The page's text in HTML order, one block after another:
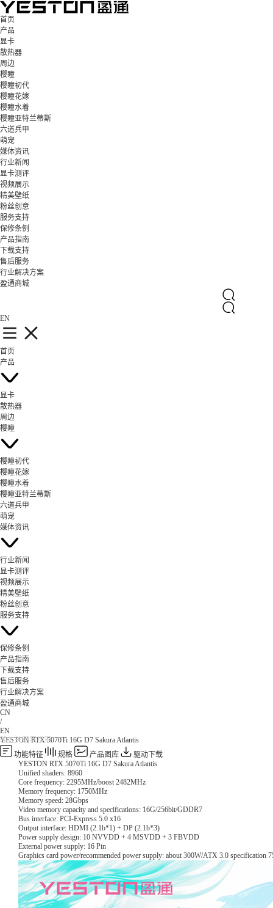
首页
产品
显卡
散热器
周边
樱瞳
樱瞳初代
樱瞳花嫁
樱瞳水着
樱瞳亚特兰蒂斯
六道兵甲
萌宠
媒体资讯
行业新闻
显卡测评
视频展示
精美壁纸
粉丝创意
服务支持
保修条例
产品指南
下载支持
售后服务
行业解决方案
盈通商城
EN
首页
产品
显卡
散热器
周边
樱瞳
樱瞳初代
樱瞳花嫁
樱瞳水着
樱瞳亚特兰蒂斯
六道兵甲
萌宠
媒体资讯
行业新闻
显卡测评
视频展示
精美壁纸
粉丝创意
服务支持
保修条例
产品指南
下载支持
售后服务
行业解决方案
盈通商城
CN
/
EN
YESTON RTX 5070Ti 16G D7 Sakura Atlantis
功能特征
规格 产品图库
驱动下载
YESTON RTX 5070Ti 16G D7 Sakura Atlantis
Unified shaders: 8960
Core frequency: 2295MHz/boost 2482MHz
Memory frequency: 1750MHz
Memory speed: 28Gbps
Video memory capacity and specifications: 16G/256bit/GDDR7
Bus interface: PCI-Express 5.0 x16
Output interface: HDMI (2.1b*1) + DP (2.1b*3)
Power supply design: 10 NVVDD + 4 MSVDD + 3 FBVDD
External power supply: 16 Pin
Graphics card power/recommended power supply: about 300W/ATX 3.0 specification